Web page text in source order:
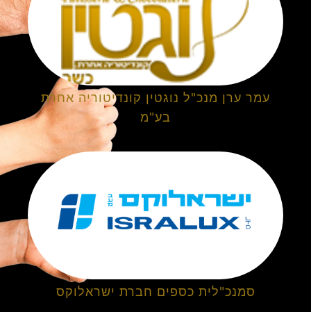
עמר ערן מנכ"ל נוגטין קונדיטוריה אחרת
בע"מ
סמנכ"לית כספים חברת ישראלוקס